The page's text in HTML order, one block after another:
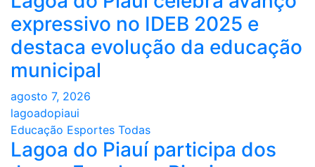
expressivo no IDEB 2025 e
destaca evolução da educação
municipal
agosto 7, 2026
lagoadopiaui
Educação Esportes Todas
Lagoa do Piauí participa dos